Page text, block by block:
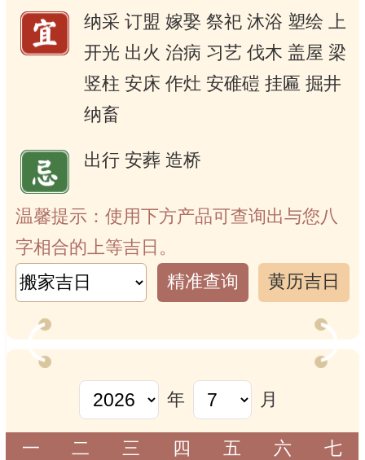
纳采 订盟 嫁娶 祭祀 沐浴 塑绘
开光 出火 治病 习艺 伐木 盖屋
竖柱
上
梁
安床 作灶 安碓磑 挂匾 掘井
纳畜
出行 安葬 造桥
温馨提示：使用下方产品可查询出与您八
字相合的上等吉日。
精准查询
黄历吉日
年 月
一 二 三 四 五 六 七